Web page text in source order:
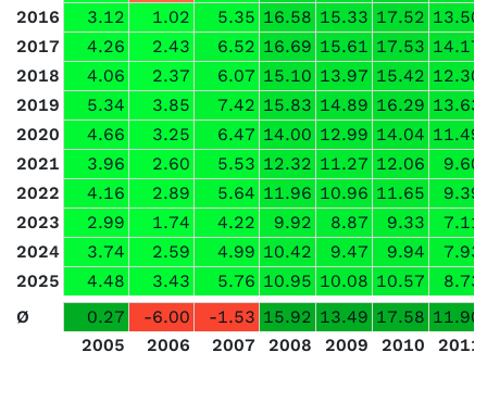
2016
3.12 1.02 5.35 16.58 15.33 17.52 13.50
2017
4.26 2.43 6.52 16.69 15.61 17.53 14.17
2018
4.06 2.37 6.07 15.10 13.97 15.42 12.30
2019
5.34 3.85 7.42 15.83 14.89 16.29 13.63
2020
4.66 3.25 6.47 14.00 12.99 14.04 11.49
2021
3.96 2.60 5.53 12.32 11.27 12.06
9.60
2022
4.16 2.89 5.64 11.96 10.96 11.65
9.39
2023
2.99 1.74 4.22 9.92 8.87 9.33
7.11
2024
3.74 2.59 4.99 10.42 9.47 9.94
7.93
2025
4.48 3.43 5.76 10.95 10.08 10.57
8.73
Ø
0.27 -6.00 -1.53 15.92 13.49 17.58 11.90
2005
2006 2007 2008 2009 2010 2011